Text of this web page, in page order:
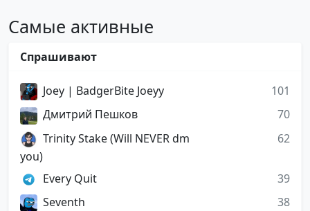
Самые активные
Спрашивают
Joey | BadgerBite Joeyy
101
Дмитрий Пешков
70
Trinity Stake (Will NEVER dm
you)
62
Every Quit
39
Seventh
38